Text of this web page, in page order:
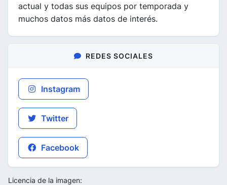
actual y todas sus equipos por temporada y
muchos datos más datos de interés.
REDES SOCIALES
Instagram
Twitter
Facebook
Licencia de la imagen: